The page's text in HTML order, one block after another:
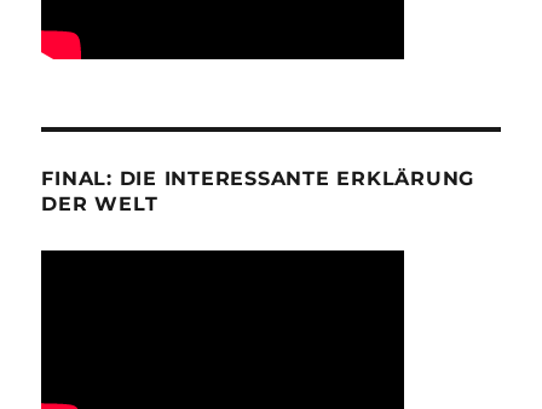
FINAL: DIE INTERESSANTE ERKLÄRUNG
DER WELT